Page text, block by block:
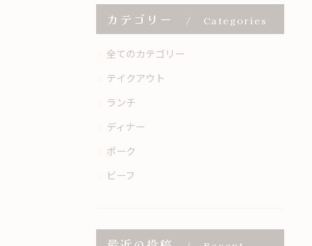
カテゴリー Categories
全てのカテゴリー
テイクアウト
ランチ
ディナー
ポーク
ビーフ